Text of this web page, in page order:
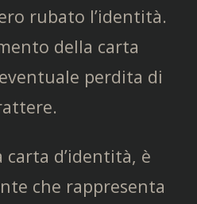
rubato l’identità.
della carta
perdita di
d’identità, è
che rappresenta